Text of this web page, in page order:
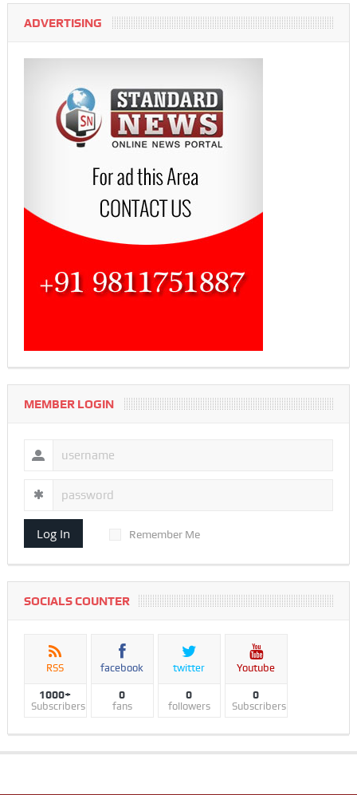
ADVERTISING
MEMBER LOGIN
Log In Remember Me
SOCIALS COUNTER
RSS
1000+
Subscribers
facebook
0
fans
twitter
0
followers
Youtube
0
Subscribers